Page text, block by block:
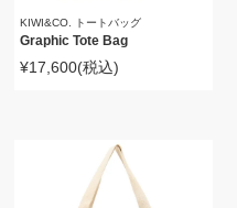
KIWI&CO. トートバッグ
Graphic Tote Bag
¥17,600(税込)